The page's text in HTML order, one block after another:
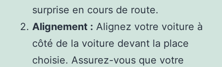
surprise en cours de route.
Alignement : Alignez votre voiture à
côté de la voiture devant la place
choisie. Assurez-vous que votre